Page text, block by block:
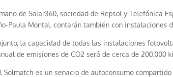
de Solar360, sociedad de Repsol y Telefónica
Paula Montal, contarán también con instalaciones
la capacidad de todas las instalaciones
de emisiones de CO2será de cerca de 200.000
Solmatch es un servicio de autoconsumo